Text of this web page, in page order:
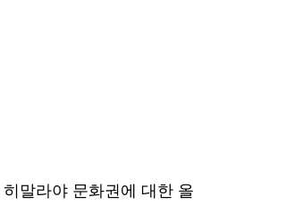
말라야 문화권에 대한 올